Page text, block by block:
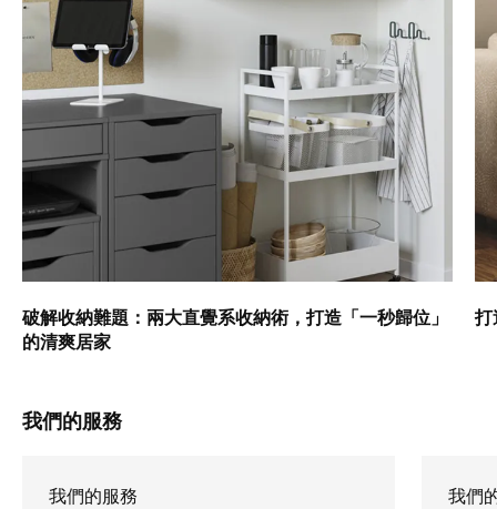
破解收納難題：兩大直覺系收納術，打造「一秒歸位」
的清爽居家
打
我們的服務
我們的服務
我們